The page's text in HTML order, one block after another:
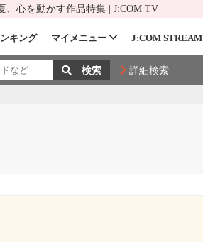
、心を動かす作品特集 | J:COM TV
キング マイメニュー J:COM STREAM
詳細検索